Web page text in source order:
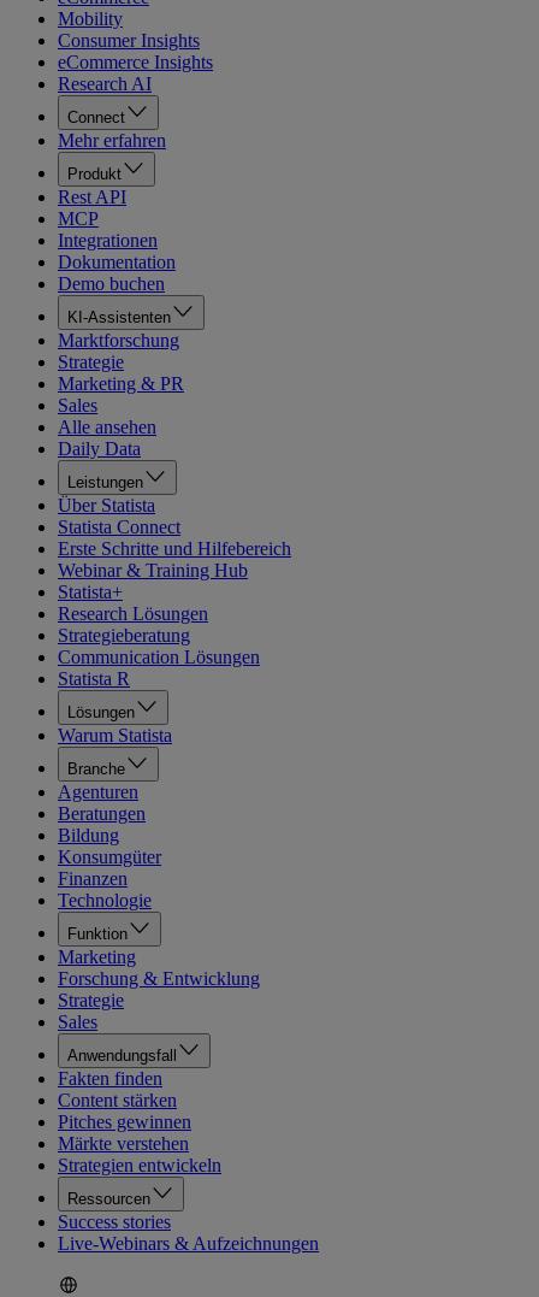
Mobility
Consumer Insights
eCommerce Insights
Research AI
Connect
Mehr erfahren
Produkt
Rest API
MCP
Integrationen
Dokumentation
Demo buchen
KI-Assistenten
Marktforschung
Strategie
Marketing & PR
Sales
Alle ansehen
Daily Data
Leistungen
Über Statista
Statista Connect
Erste Schritte und Hilfebereich
Webinar & Training Hub
Statista+
Research Lösungen
Strategieberatung
Communication Lösungen
Statista R
Lösungen
Warum Statista
Branche
Agenturen
Beratungen
Bildung
Konsumgüter
Finanzen
Technologie
Funktion
Marketing
Forschung & Entwicklung
Strategie
Sales
Anwendungsfall
Fakten finden
Content stärken
Pitches gewinnen
Märkte verstehen
Strategien entwickeln
Ressourcen
Success stories
Live-Webinars & Aufzeichnungen